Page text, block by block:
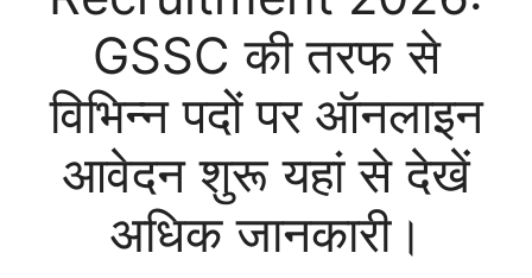
GSSC की तरफ से
विभिन्न पदों पर ऑनलाइन
आवेदन शुरू यहां से देखें
अधिक जानकारी।